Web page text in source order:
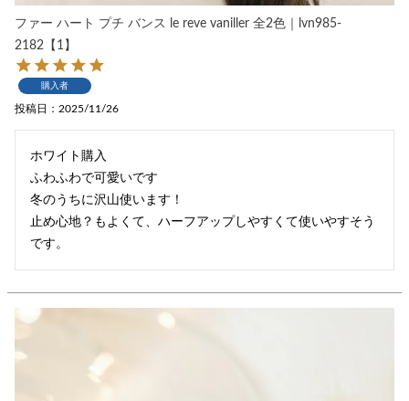
ファー ハート プチ バンス le reve vaniller 全2色｜lvn985-
2182【1】
購入者
投稿日 2025/11/26
ホワイト購入
ふわふわで可愛いです
冬のうちに沢山使います！
止め心地？もよくて、ハーフアップしやすくて使いやすそう
です。